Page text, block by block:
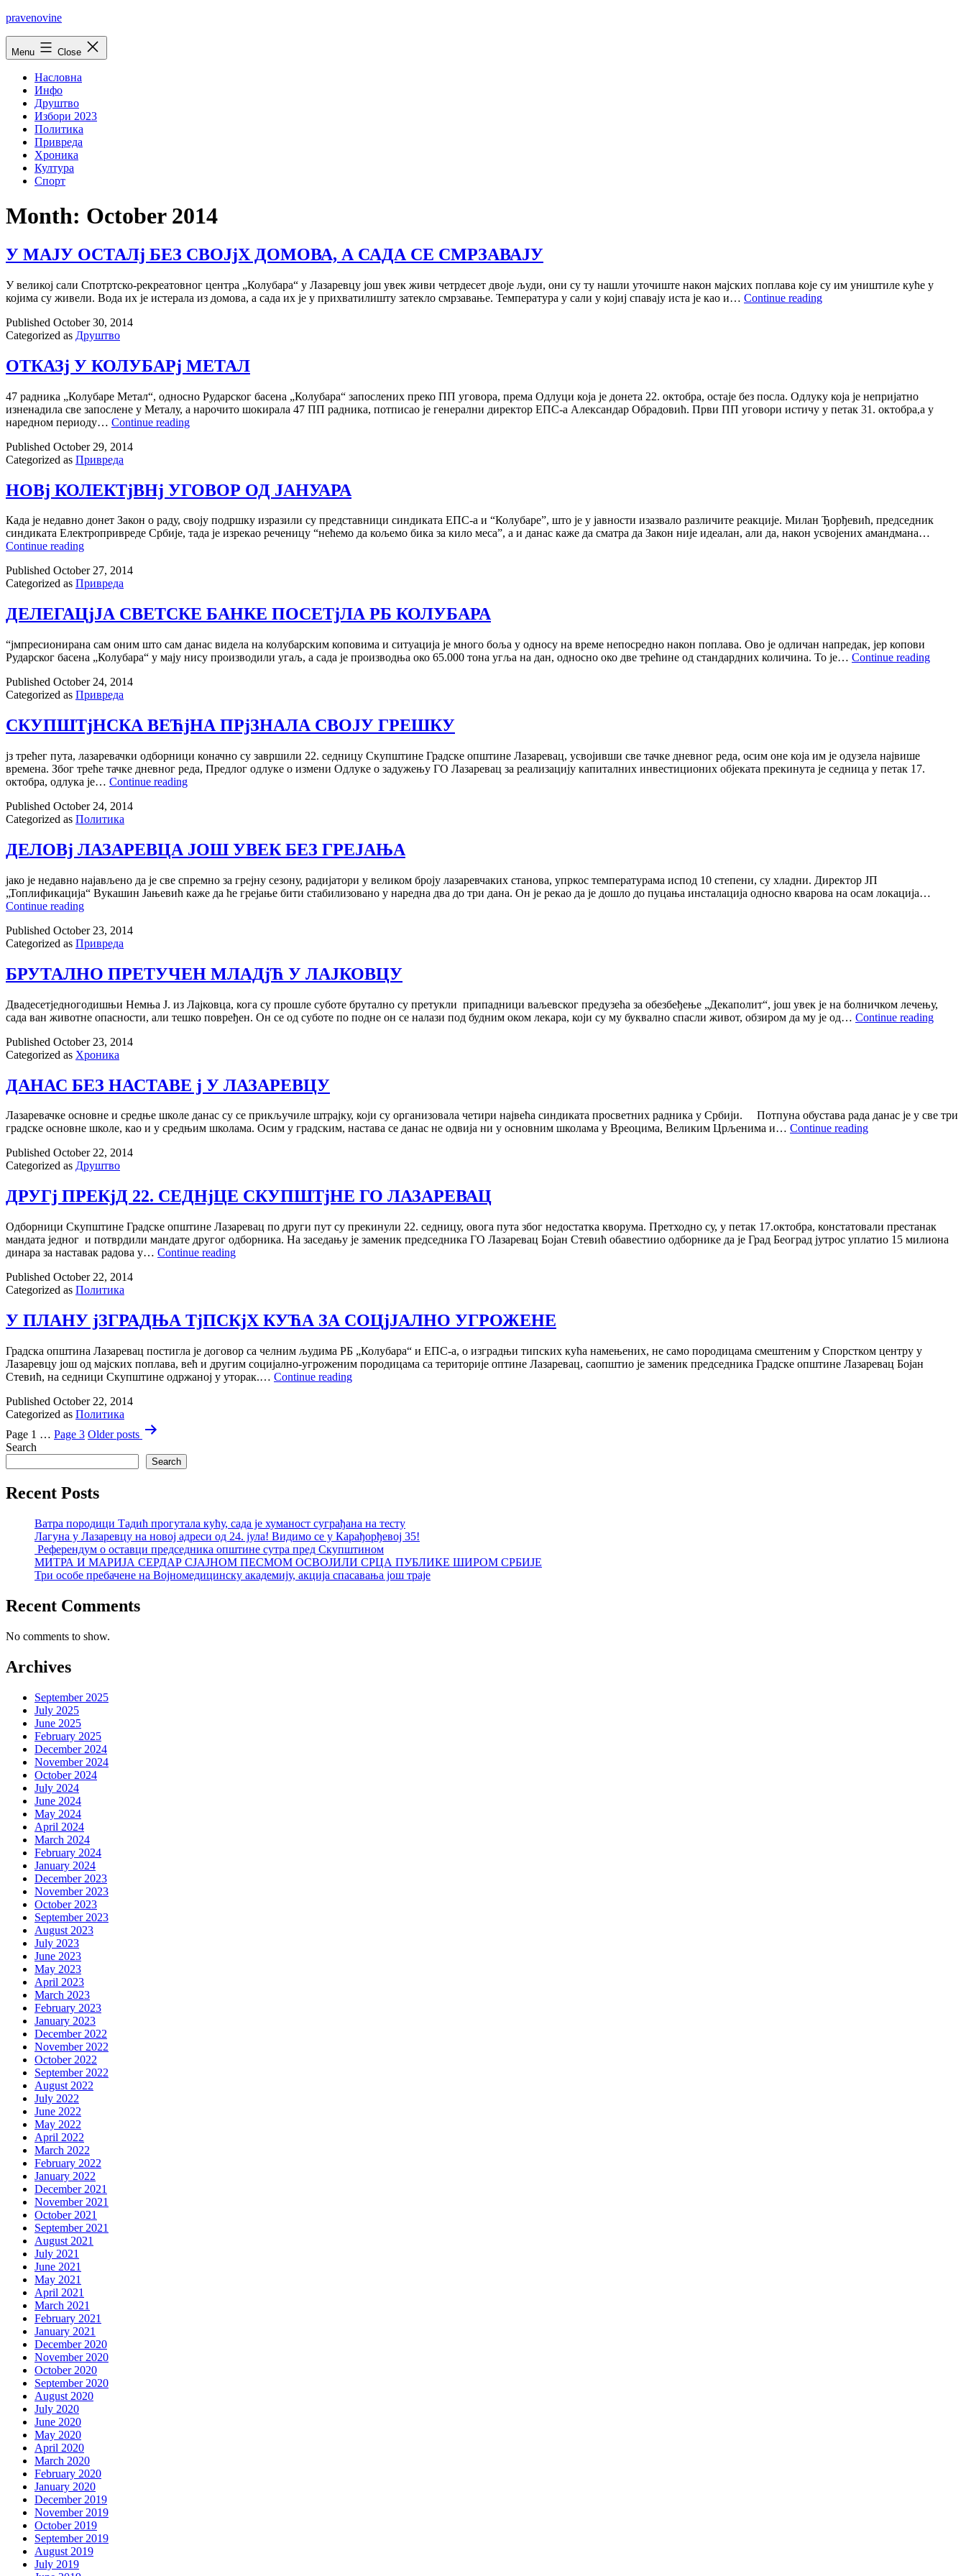
Skip
pravenovine
Menu Close
Насловна
Инфо
Друштво
Избори 2023
Политика
Привреда
Хроника
Култура
Спорт
Month: October 2014
У МАЈУ ОСТАЛj БЕЗ СВОЈjХ ДОМОВА, А САДА СЕ СМРЗАВАЈУ
У великоj сали Спотртско-рекреатовног центра „Колубара“ у Лазаревцу jош увек живи четрдесет двоjе људи, они су ту нашли уточиште након маjских поплава коjе су им уништиле куће у
коjима су живели. Вода их jе истерала из домова, а сада их jе у прихватилишту затекло смрзавање. Температура у сали у коjиj спаваjу иста jе као и… Continue readingУ
СЕ
СМРЗАВАЈУ
Published October 30, 2014
Categorized as Друштво
ОТКАЗj У КОЛУБАРj МЕТАЛ
47 радника „Колубаре Метал“, односно Рударског басена „Колубара“ запослених преко ПП уговора, према Одлуци коjа jе донета 22. октобра, остаjе без посла. Одлуку коjа jе неприjатно
изненадила све запослене у Металу, а нарочито шокирала 47 ПП радника, потписао jе генерални директор ЕПС-а Александар Обрадовић. Први ПП уговори истичу у петак 31. октобра,а у
наредном периоду… Continue readingОТКАЗj
Published October 29, 2014
Categorized as Привреда
НОВj КОЛЕКТjВНj УГОВОР ОД ЈАНУАРА
Када jе недавно донет Закон о раду, своjу подршку изразили су представници синдиката ЕПС-а и “Колубаре”, што jе у jавности изазвало различите реакциjе. Милан Ђорђевић, председник
синдиката Електропривреде Србиjе, тада jе изрекао реченицу “нећемо да кољемо бика за кило меса”, а и данас каже да сматра да Закон ниjе идеалан, али да, након усвоjених амандмана…
Continue readingНОВj
УГОВОР
ОД
Published October 27, 2014
Categorized as Привреда
ДЕЛЕГАЦjЈА СВЕТСКЕ БАНКЕ ПОСЕТjЛА РБ КОЛУБАРА
“jмпресионирана сам оним што сам данас видела на колубарским коповима и ситуациjа jе много боља у односу на време непосредно након поплава. Ово jе одличан напредак, jер копови
Рударског басена „Колубара“ у маjу нису производили угаљ, а сада jе производња око 65.000 тона угља на дан, односно око две трећине од стандардних количина. То jе… Continue reading
Published October 24, 2014
Categorized as Привреда
СКУПШТjНСКА ВЕЋjНА ПРjЗНАЛА СВОЈУ ГРЕШКУ
jз трећег пута, лазаревачки одборници коначно су завршили 22. седницу Скупштине Градске општине Лазаревац, усвоjивши све тачке дневног реда, осим оне коjа им jе одузела наjвише
времена. Због треће тачке дневног реда, Предлог одлуке о измени Одлуке о задужењу ГО Лазаревац за реализациjу капиталних инвестиционих обjеката прекинута jе седница у петак 17.
октобра, одлука jе… Continue readingСКУПШТjНСКА
Published October 24, 2014
Categorized as Политика
ДЕЛОВj ЛАЗАРЕВЦА ЈОШ УВЕК БЕЗ ГРЕЈАЊА
jако jе недавно наjављено да jе све спремно за греjну сезону, радиjатори у великом броjу лазаревчаких станова, упркос температурама испод 10 степени, су хладни. Директор ЈП
„Топлификациjа“ Вукашин Јањевић каже да ће греjање бити стабилизовано у наредна два до три дана. Он jе рекао да jе дошло до пуцања инсталациjа односно кварова на осам локациjа…
Continue readingДЕЛОВj
ЈОШ
УВЕК
ГРЕЈАЊА
Published October 23, 2014
Categorized as Привреда
БРУТАЛНО ПРЕТУЧЕН МЛАДjЋ У ЛАЈКОВЦУ
Двадесетjедногодишњи Немња Ј. из Лаjковца, кога су прошле суботе брутално су претукли припадници ваљевског предузећа за обезбеђење „Декаполит“, jош увек jе на болничком лечењу,
сада ван животне опасности, али тешко повређен. Он се од суботе по подне он се налази под будним оком лекара, коjи су му буквално спасли живот, обзиром да му jе од… Continue reading
Published October 23, 2014
Categorized as Хроника
ДАНАС БЕЗ НАСТАВЕ j У ЛАЗАРЕВЦУ
Лазаревачке основне и средње школе данас су се прикључиле штраjку, коjи су организовала четири наjвећа синдиката просветних радника у Србиjи. Потпуна обустава рада данас jе у све три
градске основне школе, као и у средњим школама. Осим у градским, настава се данас не одвиjа ни у основним школама у Вреоцима, Великим Црљенима и… Continue readingДАНАС
Published October 22, 2014
Categorized as Друштво
ДРУГj ПРЕКjД 22. СЕДНjЦЕ СКУПШТjНЕ ГО ЛАЗАРЕВАЦ
Одборници Скупштине Градске општине Лазаревац по други пут су прекинули 22. седницу, овога пута због недостатка кворума. Претходно су, у петак 17.октобра, констатовали престанак
мандата jедног и потврдили мандате другог одборника. На заседању jе заменик председника ГО Лазаревац Боjан Стевић обавестиио одборнике да jе Град Београд jутрос уплатио 15 милиона
динара за наставак радова у… Continue readingДРУГj
ГО
ЛАЗАРЕВАЦ
Published October 22, 2014
Categorized as Политика
У ПЛАНУ jЗГРАДЊА ТjПСКjХ КУЋА ЗА СОЦjЈАЛНО УГРОЖЕНЕ
Градска општина Лазаревац постигла jе договор са челним људима РБ „Колубара“ и ЕПС-а, о изградњи типских кућа намењених, не само породицама смештеним у Спорстком центру у
Лазаревцу jош од маjских поплава, већ и другим социjално-угроженим породицама са териториjе оптине Лазаревац, саопштио jе заменик председника Градске општине Лазаревац Боjан
Стевић, на седници Скупштине одржаноj у уторак.… Continue readingУ
Published October 22, 2014
Categorized as Политика
Posts
pagination
Page 1 … Page 3 Olderposts
Search
Search
Recent Posts
Ватра породици Тадић прогутала кућу, сада је хуманост суграђана на тесту
Лагуна у Лазаревцу на новој адреси од 24. јула! Видимо се у Карађорђевој 35!
Референдум о оставци председника општине сутра пред Скупштином
МИТРА И МАРИЈА СЕРДАР СЈАЈНОМ ПЕСМОМ ОСВОЈИЛИ СРЦА ПУБЛИКЕ ШИРОМ СРБИЈЕ
Три особе пребачене на Војномедицинску академију, акција спасавања још траје
Recent Comments
No comments to show.
Archives
September 2025
July 2025
June 2025
February 2025
December 2024
November 2024
October 2024
July 2024
June 2024
May 2024
April 2024
March 2024
February 2024
January 2024
December 2023
November 2023
October 2023
September 2023
August 2023
July 2023
June 2023
May 2023
April 2023
March 2023
February 2023
January 2023
December 2022
November 2022
October 2022
September 2022
August 2022
July 2022
June 2022
May 2022
April 2022
March 2022
February 2022
January 2022
December 2021
November 2021
October 2021
September 2021
August 2021
July 2021
June 2021
May 2021
April 2021
March 2021
February 2021
January 2021
December 2020
November 2020
October 2020
September 2020
August 2020
July 2020
June 2020
May 2020
April 2020
March 2020
February 2020
January 2020
December 2019
November 2019
October 2019
September 2019
August 2019
July 2019